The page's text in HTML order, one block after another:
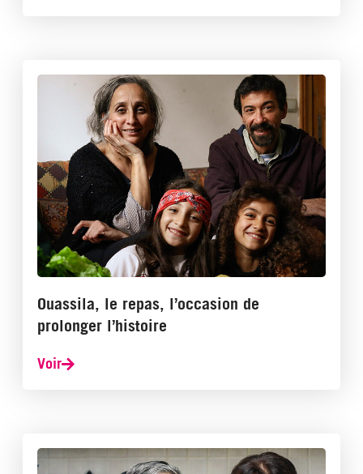
Ouassila, le repas, l’occasion de
prolonger l’histoire
Voir